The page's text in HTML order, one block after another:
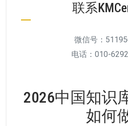
联系
微信号：
电话：010-
2026中国知识
如何